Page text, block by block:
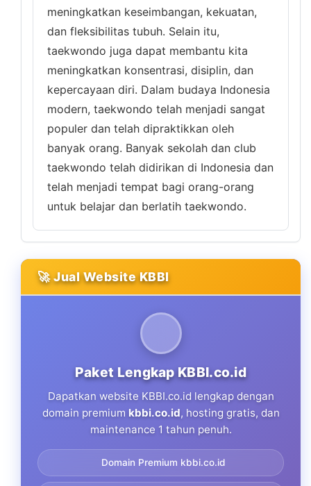
meningkatkan keseimbangan, kekuatan,
dan fleksibilitas tubuh. Selain itu,
taekwondo juga dapat membantu kita
meningkatkan konsentrasi, disiplin, dan
kepercayaan diri. Dalam budaya Indonesia
modern, taekwondo telah menjadi sangat
populer dan telah dipraktikkan oleh
banyak orang. Banyak sekolah dan club
taekwondo telah didirikan di Indonesia dan
telah menjadi tempat bagi orang-orang
untuk belajar dan berlatih taekwondo.
🚀 Jual Website KBBI
Paket Lengkap KBBI.co.id
Dapatkan website KBBI.co.id lengkap dengan
domain premium kbbi.co.id, hosting gratis, dan
maintenance 1 tahun penuh.
Domain Premium kbbi.co.id